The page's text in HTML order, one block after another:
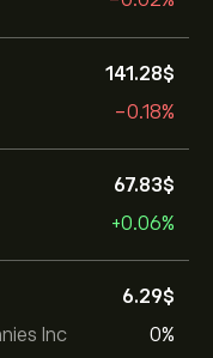
141.28‎$‎
-0.18%
67.83‎$‎
+0.06%
Inc
6.29‎$‎
0%